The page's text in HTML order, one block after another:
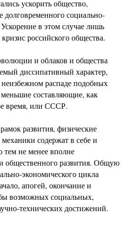
ускорить общество,
долговременного социально-
в этом случае лишь
российского общества.
и облаков и общества
диссипативный характер,
распаде подобных
составляющие, как
время, или СССР.
развития, физические
содержат в себе и
тем не менее вполне
общественного развития. Общую
экономического цикла
апогей, окончание и
возможных социальных,
технических достижений.